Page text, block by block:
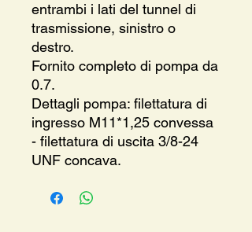
entrambi i lati del tunnel di
trasmissione, sinistro o
destro.
Fornito completo di pompa da
0.7.
Dettagli pompa: filettatura di
ingresso M11*1,25 convessa
- filettatura di uscita 3/8-24
UNF concava.